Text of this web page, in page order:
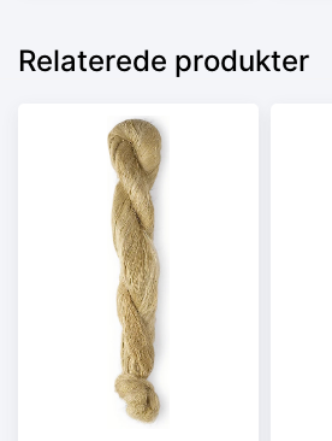
Relaterede produkter